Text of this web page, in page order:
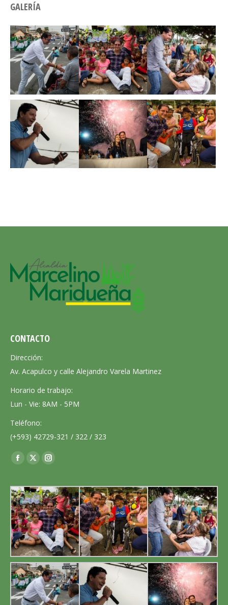
GALERÍA
CONTACTO
Dirección:
Av. Acapulco y calle Alejandro Varela Martinez
Horario de trabajo:
Lun - Vie: 8AM - 5PM
Teléfono:
(+593) 42729-321 / 322 / 323
Encuéntranos en:
Facebook
opens
in
new
window
X
opens
in
new
window
Instagram
opens
in
new
window